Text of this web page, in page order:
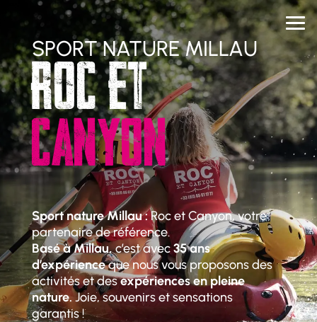
SPORT NATURE MILLAU
ROC ET
CANYON
Sport nature Millau :Roc et Canyon, votre
partenaire de référence.
Basé à Millau,c’est avec35 ans
d’expérienceque nous vous proposons des
activités et desexpériences en pleine
nature.Joie, souvenirs et sensations
garantis !